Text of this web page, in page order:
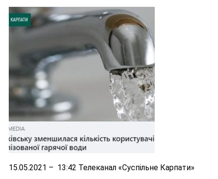
15.05.2021 – 13:42 Телеканал «Суспільне Карпати»